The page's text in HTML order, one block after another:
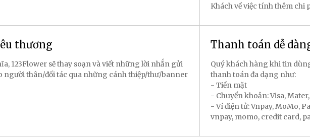
Khách về việc tính thêm chi
thương
123Flower sẽ thay soạn và viết những lời nhắn gửi
người thân/đối tác qua những cánh thiệp/thư/banner
Thanh toán dễ
Quý khách hàng khi tin
thanh toán đa dạng như:
- Tiền mặt
- Chuyển khoản: Visa,
- Ví điện tử: Vnpay, MoMo,
vnpay, momo, credit card,